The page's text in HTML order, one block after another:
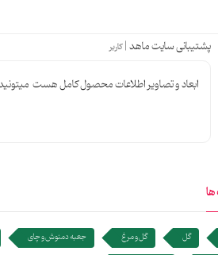
پشتیبانی سایت ماهد |کاربر
ابعاد و تصاویر اطلاعات محصول کامل هست میتونید
گل گل و مرغ جعبه دمنوش و چای